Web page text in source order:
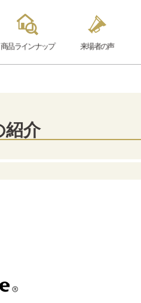
商品ラインナップ 来場者の声
紹介